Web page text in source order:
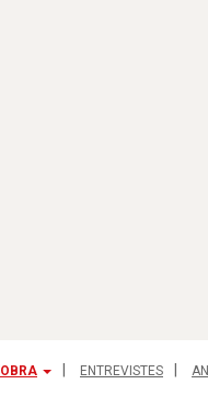
ENTREVISTES